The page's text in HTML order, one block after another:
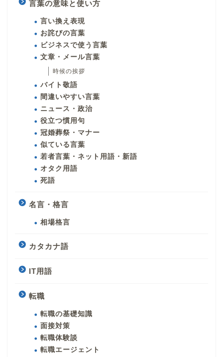
言葉の意味と使い方
言い換え表現
お詫びの言葉
ビジネスで使う言葉
文章・メール言葉
時候の挨拶
バイト敬語
間違いやすい言葉
ニュース・政治
役立つ慣用句
冠婚葬祭・マナー
似ている言葉
若者言葉・ネット用語・新語
オタク用語
死語
名言・格言
相場格言
カタカナ語
IT用語
転職
転職の基礎知識
面接対策
転職体験談
転職エージェント